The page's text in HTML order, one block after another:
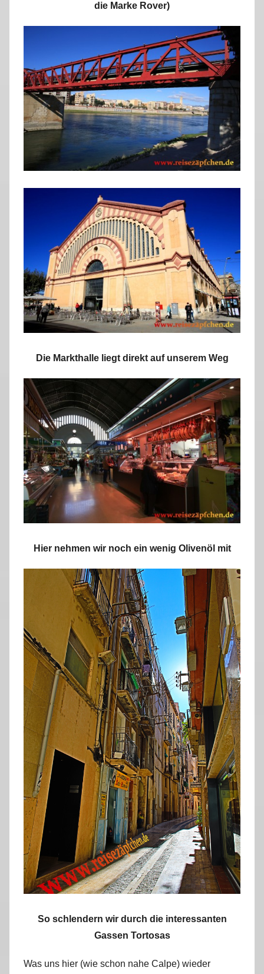
die Marke Rover)
Die Markthalle liegt direkt auf unserem Weg
Hier nehmen wir noch ein wenig Olivenöl mit
So schlendern wir durch die interessanten
Gassen Tortosas
Was uns hier (wie schon nahe Calpe) wieder